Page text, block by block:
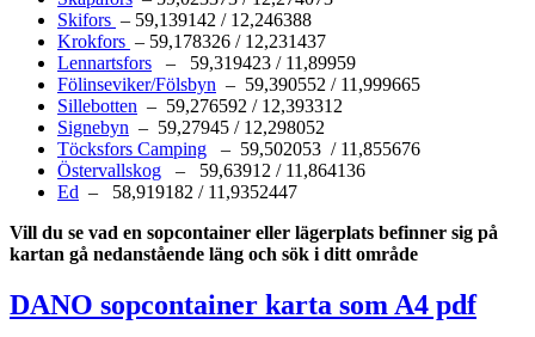
Skifors – 59,139142 / 12,246388
Krokfors – 59,178326 / 12,231437
Lennartsfors – 59,319423 / 11,89959
Fölinseviker/Fölsbyn – 59,390552 / 11,999665
Sillebotten – 59,276592 / 12,393312
Signebyn – 59,27945 / 12,298052
Töcksfors Camping – 59,502053 / 11,855676
Östervallskog – 59,63912 / 11,864136
Ed – 58,919182 / 11,9352447
Vill du se vad en sopcontainer eller lägerplats befinner sig på
kartan gå nedanstående läng och sök i ditt område
DANO sopcontainer karta som A4 pdf